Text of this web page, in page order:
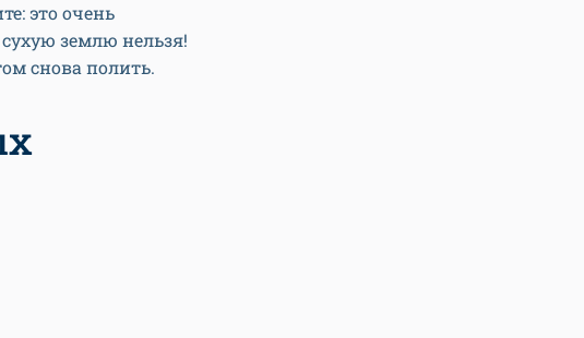
это очень
землю нельзя!
снова полить.